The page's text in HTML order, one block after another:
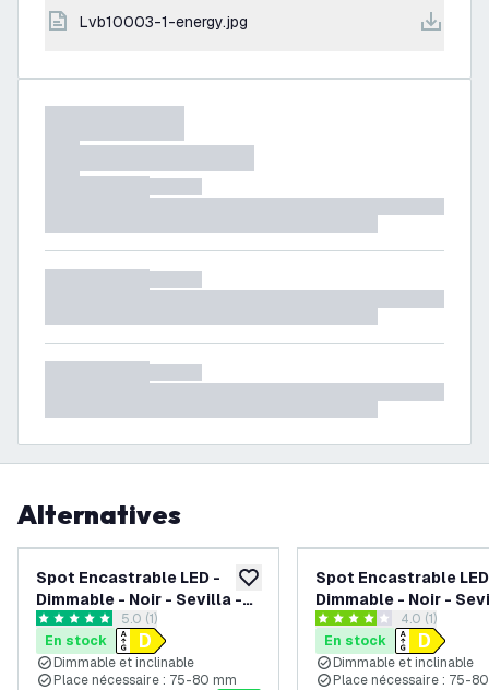
lvb10003-1-energy.jpg
Alternatives
ajouter à la liste de souhaits
Spot Encastrable LED -
Dimmable - Noir - Sevilla -
3W - 4000K - 92mm - Carré
- 3 pièces
ouvrir le tiroir des avis
5 étoiles de notation
5.0 (1)
En stock
Dimmable et inclinable
Place nécessaire : 75-80 mm
Spot Encastrable
Dimmable - Noir -
3W - 4000K - 92mm -
ouvrir le tiroir
4 étoiles de notation
4.0 (1)
En stock
Dimmable et inclinable
Place nécessaire : 75-